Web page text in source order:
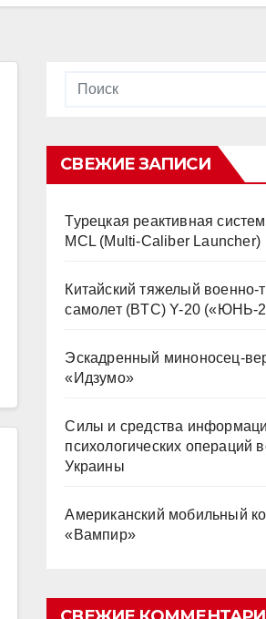
СВЕЖИЕ ЗАПИСИ
Турецкая реактивная
MCL (Multi-Caliber Launcher)
Китайский тяжелый военно-
самолет (BTC) Y-20 («ЮНЬ-
Эскадренный миноносец-
«Идзумо»
Силы и средства
психологических операций
Украины
Американский мобильный
«Вампир»